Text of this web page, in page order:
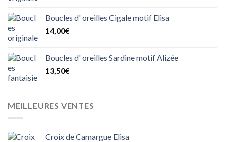
Boucles d' oreilles Cigale motif Elisa
14,00€
Boucles d' oreilles Sardine motif Alizée
13,50€
MEILLEURES VENTES
Croix de Camargue Elisa